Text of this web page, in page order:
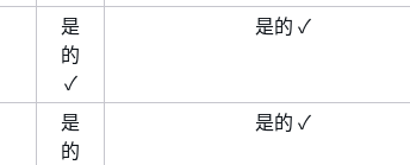
是
的
✓
是的 ✓
是
的
是的 ✓